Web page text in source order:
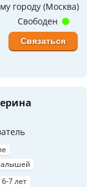
городу (Москва)
Свободен
Связаться
7 лет